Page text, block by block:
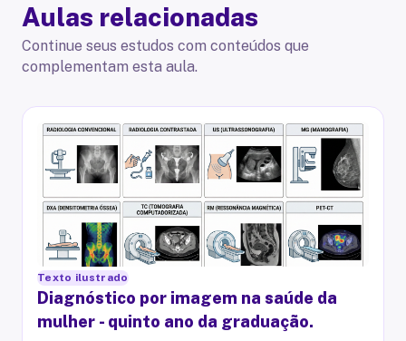
Aulas relacionadas
Continue seus estudos com conteúdos que
complementam esta aula.
Texto ilustrado
Diagnóstico por imagem na saúde da
mulher - quinto ano da graduação.